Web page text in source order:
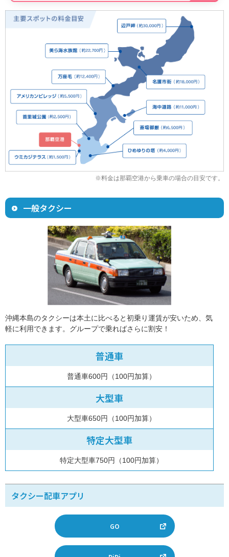
※料金は那覇空港から乗車の場合の目安です。
一般タクシー
沖縄本島のタクシーは本土に比べると初乗り運賃が安いため、気
軽に利用できます。グループで乗ればさらに割安！
普通車
普通車600円（100円加算）
大型車
大型車650円（100円加算）
特定大型車
特定大型車750円（100円加算）
タクシー配車アプリ
GO